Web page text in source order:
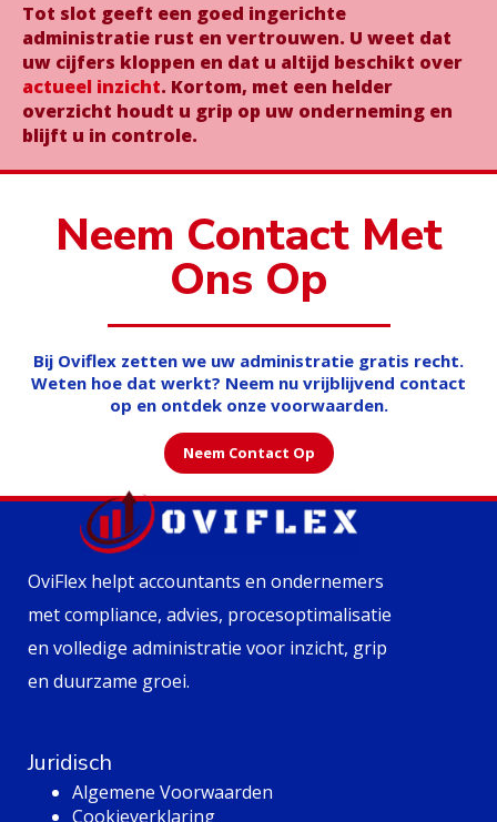
Tot slot geeft een goed ingerichte
administratie rust en vertrouwen. U weet dat
uw cijfers kloppen en dat u altijd beschikt over
actueel inzicht. Kortom, met een helder
overzicht houdt u grip op uw onderneming en
blijft u in controle.
Neem Contact Met
Ons Op
Bij Oviflex zetten we uw administratie gratis recht.
Weten hoe dat werkt? Neem nu vrijblijvend contact
op en ontdek onze voorwaarden.
Neem Contact Op
OviFlex helpt accountants en ondernemers
met compliance, advies, procesoptimalisatie
en volledige administratie voor inzicht, grip
en duurzame groei.
Juridisch
Algemene Voorwaarden
Cookieverklaring